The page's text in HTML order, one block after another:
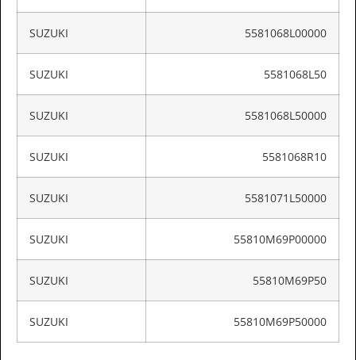
SUZUKI 5581068L00000
SUZUKI 5581068L50
SUZUKI 5581068L50000
SUZUKI 5581068R10
SUZUKI 5581071L50000
SUZUKI 55810M69P00000
SUZUKI 55810M69P50
SUZUKI 55810M69P50000